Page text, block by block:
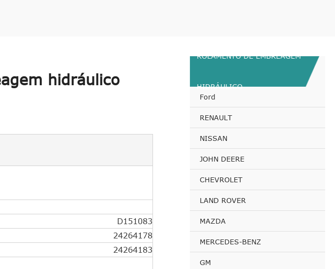
hidráulico
D151083
24264178
24264183
ROLAMENTO DE EMBREAGEM
HIDRÁULICO
Ford
RENAULT
NISSAN
JOHN DEERE
CHEVROLET
LAND ROVER
MAZDA
MERCEDES-BENZ
GM